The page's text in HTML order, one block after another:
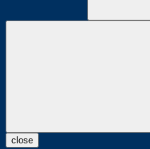
close